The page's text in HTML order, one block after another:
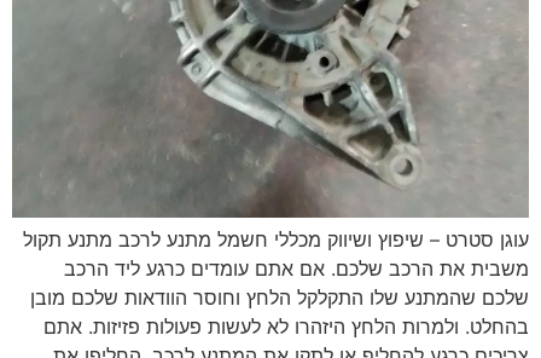
עוגן סטרט – שיפוץ ושיווק מכללי חשמל מתנע לרכב מתנע תקול
משבית את הרכב שלכם. אם אתם עומדים כרגע ליד הרכב
שלכם שהמתנע שלו התקלקל הלחץ וחוסר הוודאות שלכם מובן
בהחלט. ולמרות הלחץ היזהרו לא לעשות פעולות פזיזות. אתם